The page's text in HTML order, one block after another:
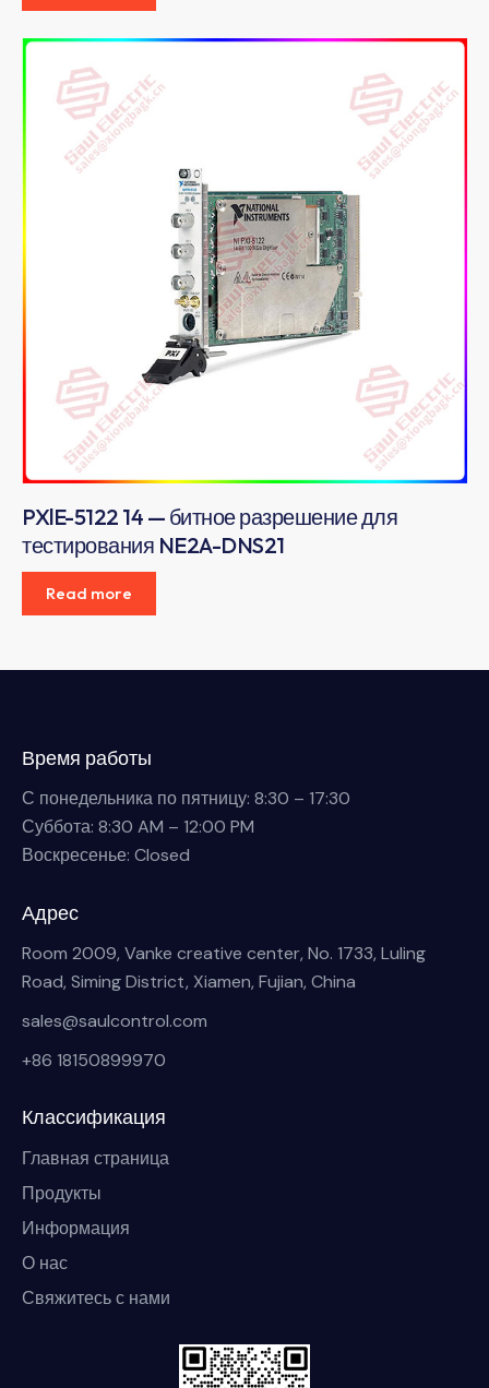
PXlE-5122 14 — битное разрешение для
тестирования NE2A-DNS21
Read more
Время работы
С понедельника по пятницу: 8:30 – 17:30
Суббота: 8:30 AM – 12:00 PM
Воскресенье: Closed
Адрес
Room 2009, Vanke creative center, No. 1733, Luling
Road, Siming District, Xiamen, Fujian, China
sales@saulcontrol.com
+86 18150899970
Классификация
Главная страница
Продукты
Информация
О нас
Свяжитесь с нами